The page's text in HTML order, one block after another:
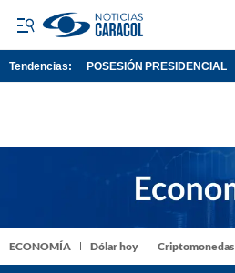
Tendencias: POSESIÓN PRESIDENCIAL
ECONOMÍA Dólar hoy Criptomonedas